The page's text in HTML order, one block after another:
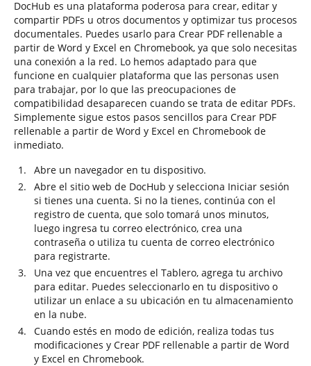
DocHub es una plataforma poderosa para crear, editar y
compartir PDFs u otros documentos y optimizar tus procesos
documentales. Puedes usarlo para Crear PDF rellenable a
partir de Word y Excel en Chromebook, ya que solo necesitas
una conexión a la red. Lo hemos adaptado para que
funcione en cualquier plataforma que las personas usen
para trabajar, por lo que las preocupaciones de
compatibilidad desaparecen cuando se trata de editar PDFs.
Simplemente sigue estos pasos sencillos para Crear PDF
rellenable a partir de Word y Excel en Chromebook de
inmediato.
Abre un navegador en tu dispositivo.
Abre el sitio web de DocHub y selecciona Iniciar sesión
si tienes una cuenta. Si no la tienes, continúa con el
registro de cuenta, que solo tomará unos minutos,
luego ingresa tu correo electrónico, crea una
contraseña o utiliza tu cuenta de correo electrónico
para registrarte.
Una vez que encuentres el Tablero, agrega tu archivo
para editar. Puedes seleccionarlo en tu dispositivo o
utilizar un enlace a su ubicación en tu almacenamiento
en la nube.
Cuando estés en modo de edición, realiza todas tus
modificaciones y Crear PDF rellenable a partir de Word
y Excel en Chromebook.